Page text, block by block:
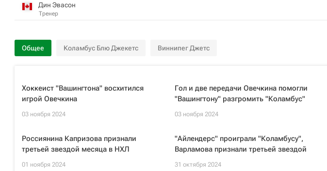
Дин Эвасон
Тренер
Общее Коламбус Блю Джекетс Виннипег Джетс
Хоккеист "Вашингтона" восхитился
игрой Овечкина
03 ноября 2024
Гол и две передачи Овечкина помогли
"Вашингтону" разгромить "Коламбус"
03 ноября 2024
Россиянина Капризова признали
третьей звездой месяца в НХЛ
01 ноября 2024
"Айлендерс" проиграли "Коламбусу",
Варламова признали третьей звездой
31 октября 2024